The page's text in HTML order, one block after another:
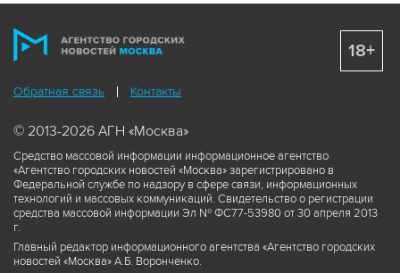
Обратная связь Контакты
© 2013-2026 АГН «Москва»
Средство массовой информации информационное агентство
«Агентство городских новостей «Москва» зарегистрировано в
Федеральной службе по надзору в сфере связи, информационных
технологий и массовых коммуникаций. Свидетельство о регистрации
средства массовой информации Эл № ФС77-53980 от 30 апреля 2013
г.
Главный редактор информационного агентства «Агентство городских
новостей «Москва» А.Б. Воронченко.
18+